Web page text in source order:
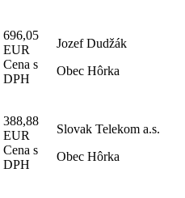
696,05
EUR
Cena s
DPH
Jozef Dudžák
Obec Hôrka
388,88
EUR
Cena s
DPH
Slovak Telekom a.s.
Obec Hôrka